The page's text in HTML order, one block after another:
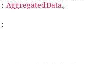
AggregatedData。